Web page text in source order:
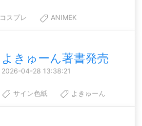
コスプレ ANIMEK
よきゅーん著書発売
2026-04-28 13:38:21
サイン色紙 よきゅーん